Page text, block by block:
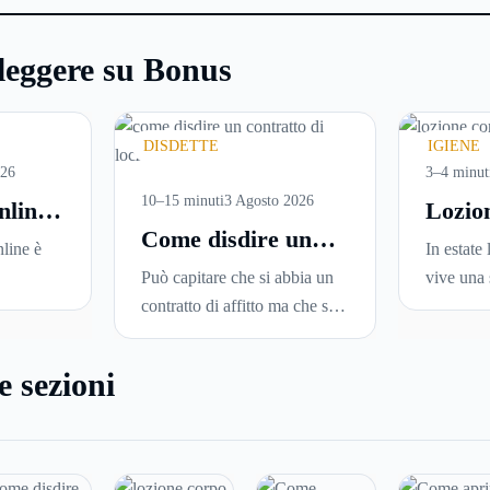
su Bonus
in
è
dove
DISDETTE
10–15 minuti3 Agosto 2026
Come disdire un
contratto di
locazione in modo
corretto ed efficace
Può capitare che si abbia un
contratto di affitto ma che si
voglia trasferirsi in una nuova
chiedersi se è possibile
IGIENE
3–4
la
In estate
vive una
Sole,
proprio
sezioni